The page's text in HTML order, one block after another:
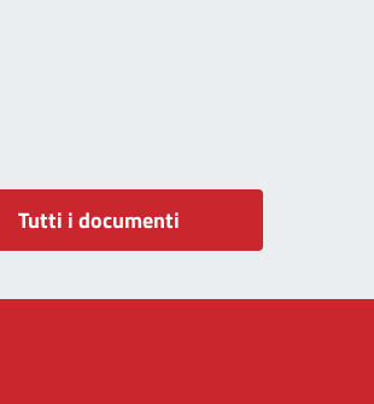
Tutti i documenti